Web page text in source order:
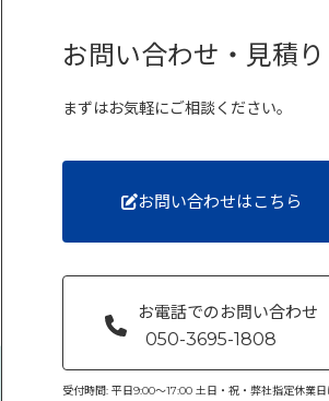
お問い合わせ・見積り
まずはお気軽にご相談ください。
お問い合わせはこちら
お電話でのお問い合わせ
050-3695-1808
受付時間: 平日9:00〜17:00 土日・祝・弊社指定休業日